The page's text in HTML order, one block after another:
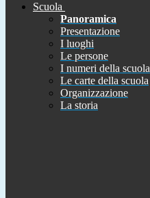
Scuola
Panoramica
Presentazione
I luoghi
Le persone
I numeri della scuola
Le carte della scuola
Organizzazione
La storia